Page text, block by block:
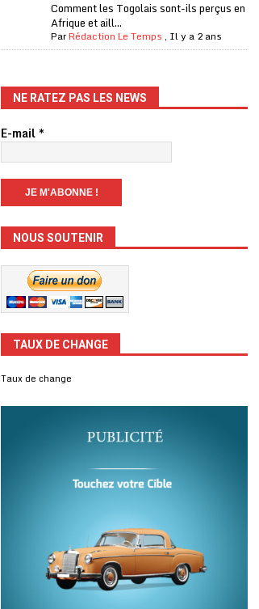
Comment les Togolais sont-ils perçus en
Afrique et aill...
ParRédaction Le Temps , Il y a 2 ans
NE RATEZ PAS LES NEWS
E-mail*
NOUS SOUTENIR
TAUX DE CHANGE
Taux de change